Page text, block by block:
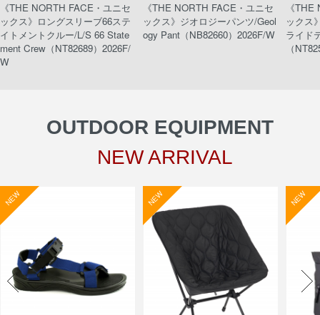
《THE NORTH FACE・ユニセ
ックス》ロングスリーブ66ステ
イトメントクルー/L/S 66 State
ment Crew（NT82689）2026F/
W
《THE NORTH FACE・ユニセ
ックス》ジオロジーパンツ/Geol
ogy Pant（NB82660）2026F/W
《
ックス
ライド
（
OUTDOOR EQUIPMENT
NEW ARRIVAL
NEW NEW NEW